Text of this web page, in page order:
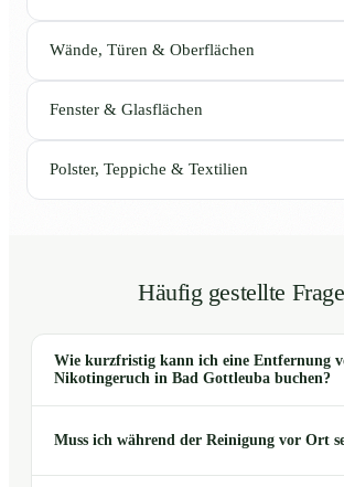
Wände, Türen & Oberflächen
Fenster & Glasflächen
Polster, Teppiche & Textilien
Häufig gestellte
Wie kurzfristig kann ich eine Entfernung
Nikotingeruch in Bad Gottleuba buchen?
Muss ich während der Reinigung vor Ort